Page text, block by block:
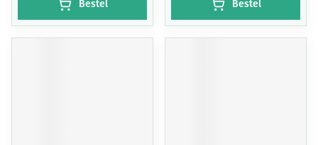
Bestel Bestel